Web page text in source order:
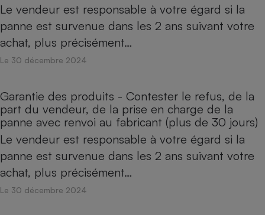
Le vendeur est responsable à votre égard si la
panne est survenue dans les 2 ans suivant votre
achat, plus précisément…
Le 30 décembre 2024
Garantie des produits - Contester le refus, de la
part du vendeur, de la prise en charge de la
panne avec renvoi au fabricant (plus de 30 jours)
Le vendeur est responsable à votre égard si la
panne est survenue dans les 2 ans suivant votre
achat, plus précisément…
Le 30 décembre 2024